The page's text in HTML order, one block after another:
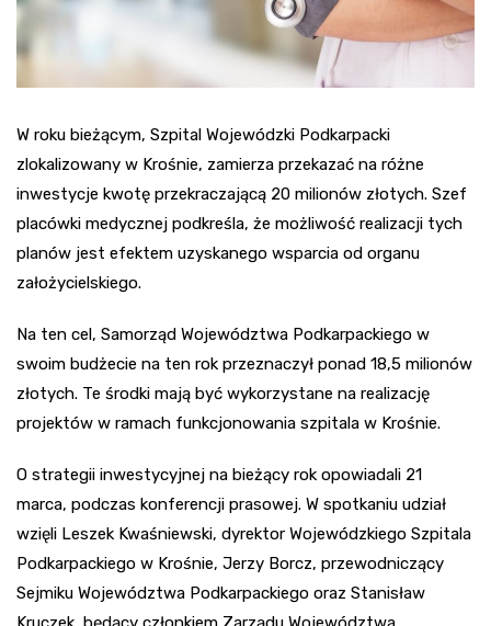
W roku bieżącym, Szpital Wojewódzki Podkarpacki
zlokalizowany w Krośnie, zamierza przekazać na różne
inwestycje kwotę przekraczającą 20 milionów złotych. Szef
placówki medycznej podkreśla, że możliwość realizacji tych
planów jest efektem uzyskanego wsparcia od organu
założycielskiego.
Na ten cel, Samorząd Województwa Podkarpackiego w
swoim budżecie na ten rok przeznaczył ponad 18,5 milionów
złotych. Te środki mają być wykorzystane na realizację
projektów w ramach funkcjonowania szpitala w Krośnie.
O strategii inwestycyjnej na bieżący rok opowiadali 21
marca, podczas konferencji prasowej. W spotkaniu udział
wzięli Leszek Kwaśniewski, dyrektor Wojewódzkiego Szpitala
Podkarpackiego w Krośnie, Jerzy Borcz, przewodniczący
Sejmiku Województwa Podkarpackiego oraz Stanisław